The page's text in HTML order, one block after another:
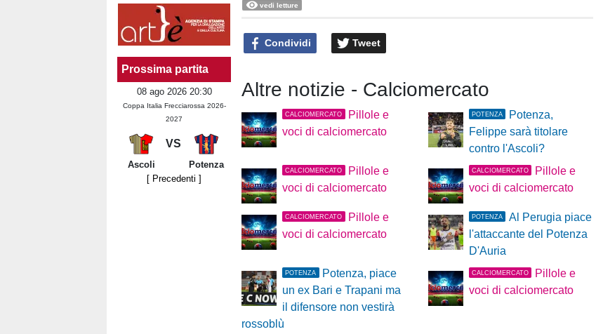
Prossima partita
08 ago 2026 20:30
Coppa Italia Frecciarossa 2026-
2027
VS
Ascoli
Potenza
[ Precedenti ]
vedi letture
Condividi Tweet
Altre notizie - Calciomercato
CALCIOMERCATO
Pillole e
voci di calciomercato
POTENZA
Potenza,
Felippe sarà titolare
contro l'Ascoli?
CALCIOMERCATO
Pillole e
voci di calciomercato
CALCIOMERCATO
Pillole e
voci di calciomercato
CALCIOMERCATO
Pillole e
voci di calciomercato
POTENZA
Al Perugia piace
l'attaccante del Potenza
D'Auria
POTENZA
Potenza, piace
un ex Bari e Trapani ma
il difensore non vestirà
rossoblù
CALCIOMERCATO
Pillole e
voci di calciomercato